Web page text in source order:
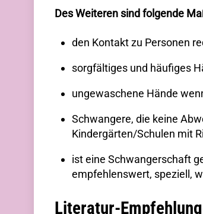
Des Weiteren sind folgende
den Kontakt zu Personen
sorgfältiges und häufiges
ungewaschene Hände
Schwangere, die keine
Kindergärten/Schulen mit
ist eine Schwangerschaft
empfehlenswert, speziell,
Literatur-